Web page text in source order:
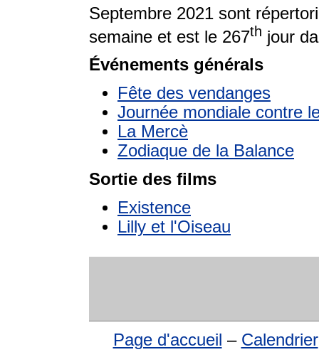
Septembre 2021 sont
semaine et est le 267th jour
Événements générals
Fête des vendanges
Journée mondiale contre
La Mercè
Zodiaque de la Balance
Sortie des films
Existence
Lilly et l'Oiseau
Page d'accueil – Calendrier